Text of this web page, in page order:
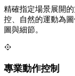
精確指定場景展開
控、自然的運動為
圖與細節。
專業動作控制